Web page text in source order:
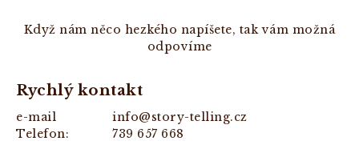
Když nám něco hezkého napíšete, tak vám možná
odpovíme
Rychlý kontakt
e-mail
info@story-telling.cz
Telefon:
739 657 668